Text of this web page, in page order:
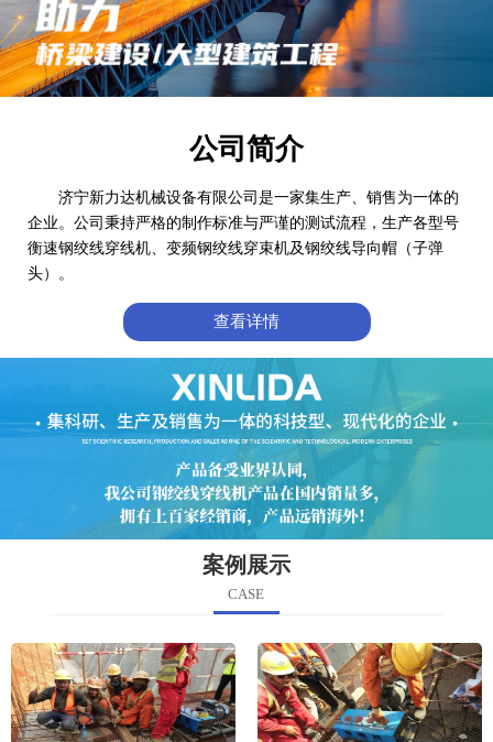
公司简介
济宁新力达机械设备有限公司是一家集生产、销售为一体的
企业。公司秉持严格的制作标准与严谨的测试流程，生产各型号
衡速钢绞线穿线机、变频钢绞线穿束机及钢绞线导向帽（子弹
头）。
查看详情
案例展示
CASE